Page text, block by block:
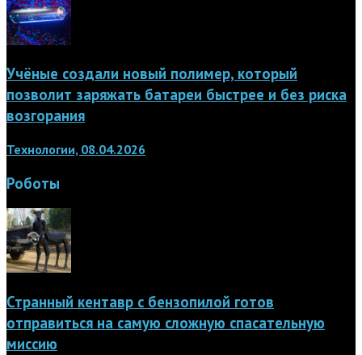
Учёные создали новый полимер, который
позволит заряжать батареи быстрее и без риска
возгорания
Технологии, 08.04.2026
Роботы
Странный кентавр с бензопилой готов
отправиться на самую сложную спасательную
миссию